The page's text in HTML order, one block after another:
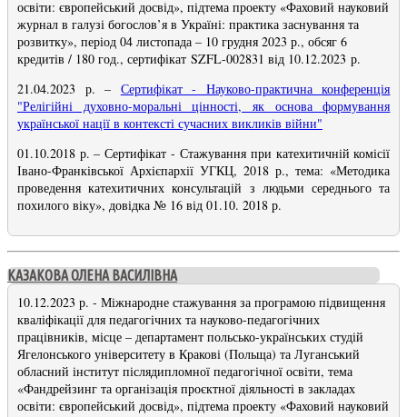
освіти: європейський досвід», підтема проекту «Фаховий науковий
журнал в галузі богослов’я в Україні: практика заснування та
розвитку», період 04 листопада – 10 грудня 2023 р., обсяг 6
кредитів / 180 год., сертифікат SZFL-002831 від 10.12.2023 р.
21.04.2023 р. – Сертифікат - Науково-практична конференція
"Релігійні духовно-моральні цінності, як основа формування
української нації в контексті сучасних викликів війни"
01.10.2018 р.– Сертифікат -Стажування при катехитичній комісії
Івано-Франківської Архієпархії УГКЦ, 2018 р., тема: «Методика
проведення катехитичних консультацій з людьми середнього та
похилого віку», довідка № 16 від 01.10. 2018 р.
КАЗАКОВА ОЛЕНА ВАСИЛІВНА
10.12.2023 р. - Міжнародне стажування за програмою підвищення
кваліфікації для педагогічних та науково-педагогічних
працівників, місце – департамент польсько-українських студій
Ягелонського університету в Кракові (Польща) та Луганський
обласний інститут післядипломної педагогічної освіти, тема
«Фандрейзинг та організація проєктної діяльності в закладах
освіти: європейський досвід», підтема проекту «Фаховий науковий